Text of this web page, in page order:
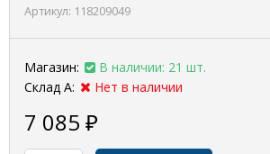
Артикул: 118209049
Магазин:
В наличии: 21 шт.
Склад А:
Нет в наличии
7 085 ₽